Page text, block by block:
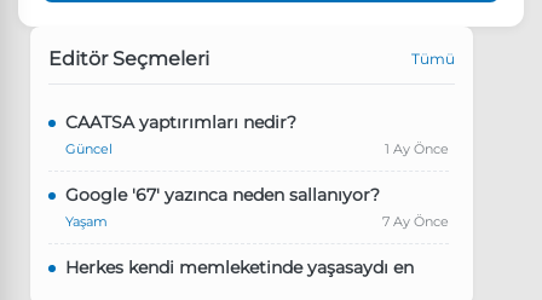
Editör Seçmeleri Tümü
CAATSA yaptırımları nedir?
Güncel 1 Ay Önce
Google '67' yazınca neden sallanıyor?
Yaşam 7 Ay Önce
Herkes kendi memleketinde yaşasaydı en